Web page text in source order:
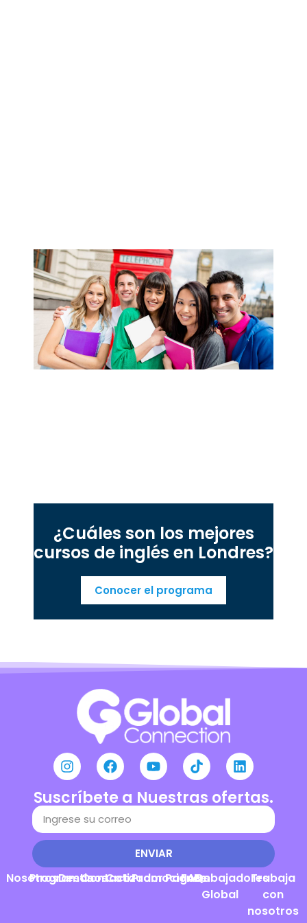
¿Cuáles son los mejores
cursos de inglés en Londres?
Conocer el programa
Suscríbete a Nuestras ofertas.
ENVIAR
Nosotros
Programas
Destinos
Contacto
Cotizador
Promociones
Pagos
FAQs
Embajadores
Global
Trabaja
con
nosotros